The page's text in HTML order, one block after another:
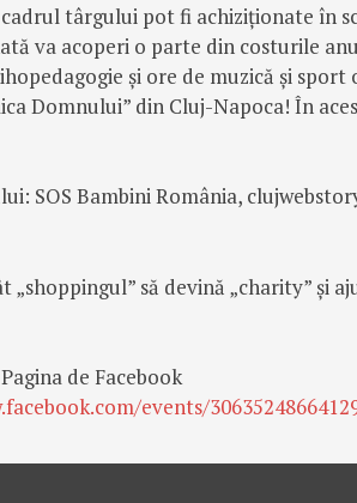
târgului pot fi achiziționate în
va acoperi o parte din costurile
și ore de muzică și
Domnului” din Cluj-Napoca! În
SOS Bambini România,
să devină „charity” și
de Facebook
events/